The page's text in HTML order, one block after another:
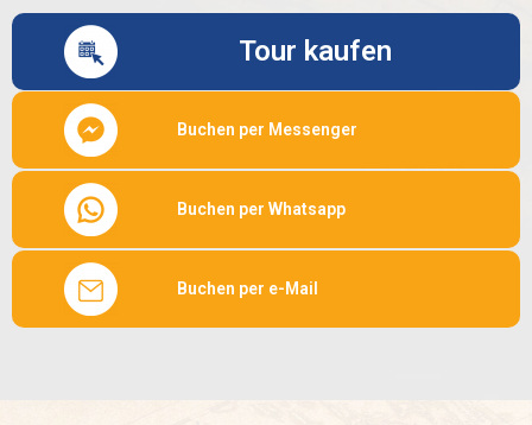
Tour kaufen
Buchen per Messenger
Buchen per Whatsapp
Buchen per e-Mail